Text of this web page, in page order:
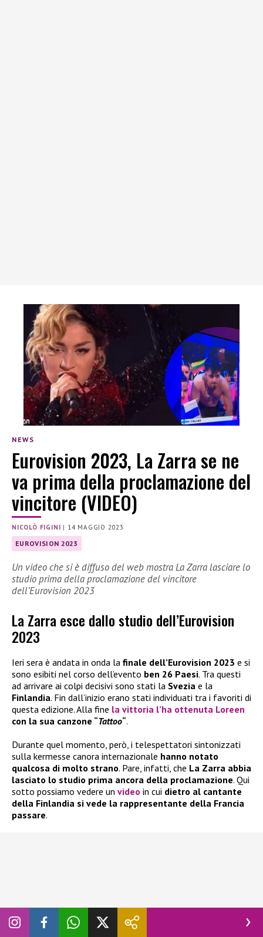
NEWS
Eurovision 2023, La Zarra se ne
va prima della proclamazione del
vincitore (VIDEO)
NICOLÒ FIGINI | 14 MAGGIO 2023
EUROVISION 2023
Un video che si è diffuso del web mostra La Zarra lasciare lo
studio prima della proclamazione del vincitore
dell’Eurovision 2023
La Zarra esce dallo studio dell’Eurovision
2023
Ieri sera è andata in onda la finale dell’Eurovision 2023 e si
sono esibiti nel corso dell’evento ben 26 Paesi. Tra questi
ad arrivare ai colpi decisivi sono stati la Svezia e la
Finlandia. Fin dall’inizio erano stati individuati tra i favoriti di
questa edizione. Alla fine la vittoria l’ha ottenuta Loreen
con la sua canzone “Tattoo“.
Durante quel momento, però, i telespettatori sintonizzati
sulla kermesse canora internazionale hanno notato
qualcosa di molto strano. Pare, infatti, che La Zarra abbia
lasciato lo studio prima ancora della proclamazione. Qui
sotto possiamo vedere un video in cui dietro al cantante
della Finlandia si vede la rappresentante della Francia
passare.